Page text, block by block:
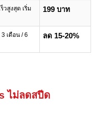
วสูงสุด เริ่ม
199 บาท
เดือน / 6
ลด 15-20%
ไม่ลดสปีด